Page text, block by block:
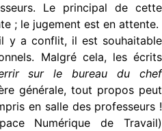
Le principal de cette
; le jugement est en attente.
y a conflit, il est souhaitable
Malgré cela, les écrits
sur le bureau du chef
générale, tout propos peut
en salle des professeurs !
Numérique de Travail)